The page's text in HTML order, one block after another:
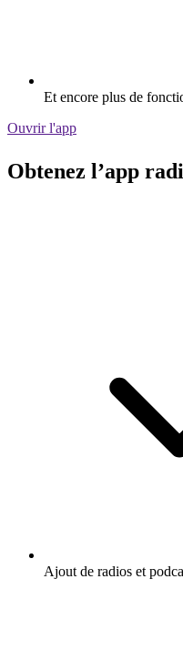
Et encore plus de
Ouvrir l'app
Obtenez l’app
Ajout de radios et